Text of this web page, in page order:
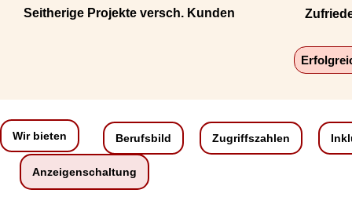
Seitherige Projekte versch. Kunden
Wir bieten Berufsbild Zugriffszahlen
Anzeigenschaltung